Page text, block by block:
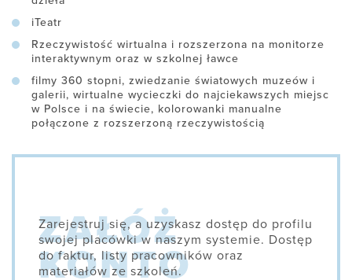
iTeatr
Rzeczywistość wirtualna i rozszerzona na monitorze
interaktywnym oraz w szkolnej ławce
filmy 360 stopni, zwiedzanie światowych muzeów i
galerii, wirtualne wycieczki do najciekawszych miejsc
w Polsce i na świecie, kolorowanki manualne
połączone z rozszerzoną rzeczywistością
Zarejestruj się, a uzyskasz dostęp do profilu
swojej placówki w naszym systemie. Dostęp
do faktur, listy pracowników oraz
materiałów ze szkoleń.